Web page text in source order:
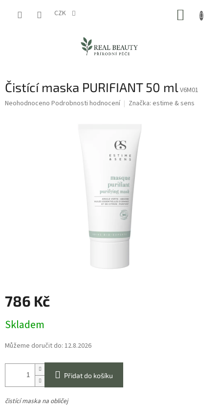
CZK
Čistící maska PURIFIANT 50 mlV6M01
Průměrné
Neohodnoceno Podrobnosti hodnocení Značka: estime & sens
786 Kč
cena:
Skladem
Můžeme doručit do: 12.8.2026
Přidat do košíku
čistící maska na obličej